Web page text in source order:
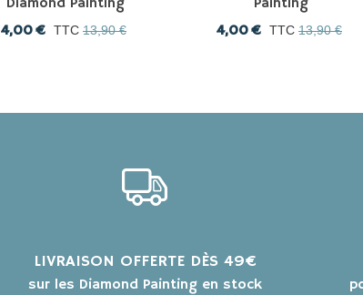
4,00 € TTC 13,90 €
4,00 € TTC 13,90 €
LIVRAISON OFFERTE DÈS 49€
sur les Diamond Painting en stock